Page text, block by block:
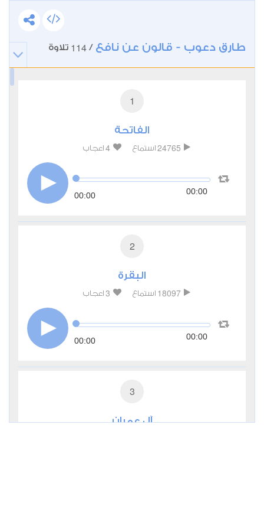
طارق دعوب - قالون عن نافع /
114 تلاوة
1
الفاتحة
24765 استماع 4 اعجاب
00:00 00:00
2
البقرة
18097 استماع 3 اعجاب
00:00 00:00
3
آل عمران